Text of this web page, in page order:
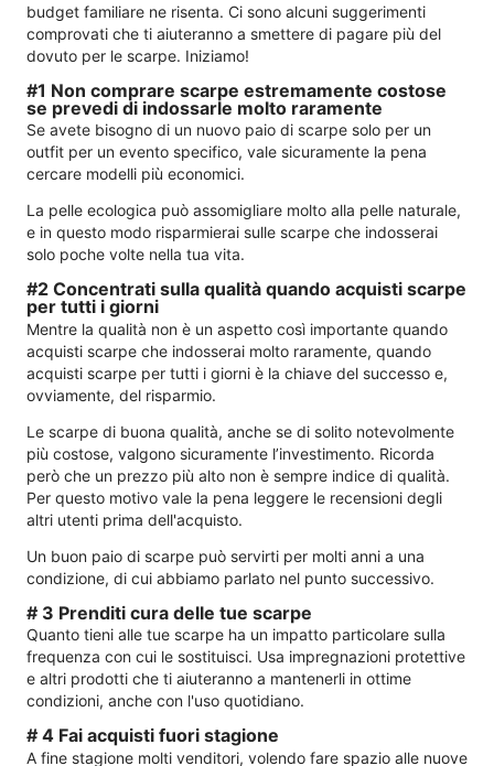
budget familiare ne risenta. Ci sono alcuni suggerimenti
comprovati che ti aiuteranno a smettere di pagare più del
dovuto per le scarpe. Iniziamo!
#1 Non comprare scarpe estremamente costose
se prevedi di indossarle molto raramente
Se avete bisogno di un nuovo paio di scarpe solo per un
outfit per un evento specifico, vale sicuramente la pena
cercare modelli più economici.
La pelle ecologica può assomigliare molto alla pelle naturale,
e in questo modo risparmierai sulle scarpe che indosserai
solo poche volte nella tua vita.
#2 Concentrati sulla qualità quando acquisti scarpe
per tutti i giorni
Mentre la qualità non è un aspetto così importante quando
acquisti scarpe che indosserai molto raramente, quando
acquisti scarpe per tutti i giorni è la chiave del successo e,
ovviamente, del risparmio.
Le scarpe di buona qualità, anche se di solito notevolmente
più costose, valgono sicuramente l’investimento. Ricorda
però che un prezzo più alto non è sempre indice di qualità.
Per questo motivo vale la pena leggere le recensioni degli
altri utenti prima dell'acquisto.
Un buon paio di scarpe può servirti per molti anni a una
condizione, di cui abbiamo parlato nel punto successivo.
# 3 Prenditi cura delle tue scarpe
Quanto tieni alle tue scarpe ha un impatto particolare sulla
frequenza con cui le sostituisci. Usa impregnazioni protettive
e altri prodotti che ti aiuteranno a mantenerli in ottime
condizioni, anche con l'uso quotidiano.
# 4 Fai acquisti fuori stagione
A fine stagione molti venditori, volendo fare spazio alle nuove